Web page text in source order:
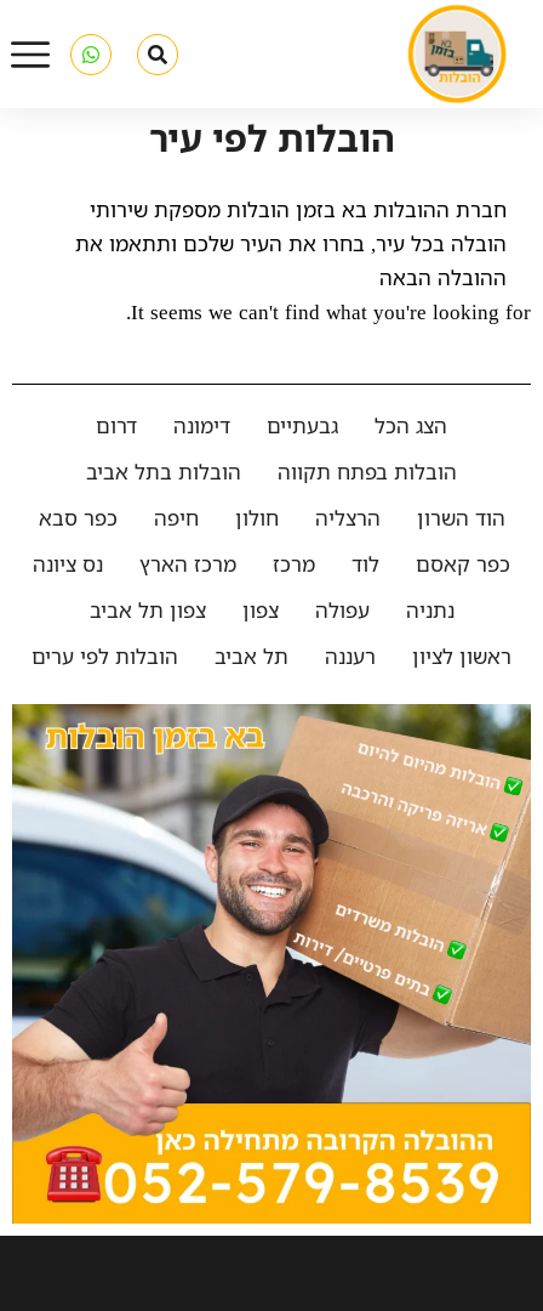
הובלות לפי עיר
חברת ההובלות בא בזמן הובלות מספקת שירותי
הובלה בכל עיר, בחרו את העיר שלכם ותתאמו את
ההובלה הבאה
It seems we can't find what you're looking for.
הצג הכל גבעתיים דימונה
דרום
הובלות בפתח תקווה
הובלות בתל אביב
הוד השרון
הרצליה חולון חיפה
כפר סבא
כפר קאסם
לוד מרכז מרכז הארץ
נס ציונה
נתניה
עפולה צפון
צפון תל אביב
ראשון לציון
רעננה תל אביב הובלות לפי ערים